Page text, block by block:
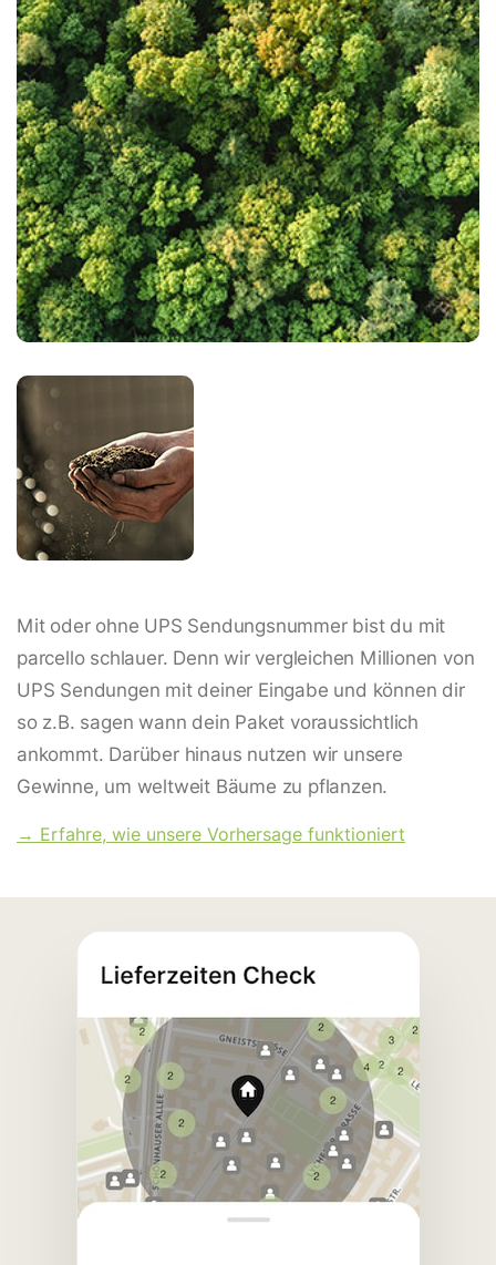
Mit oder ohne UPS Sendungsnummer bist du mit
parcello schlauer. Denn wir vergleichen Millionen von
UPS Sendungen mit deiner Eingabe und können dir
so z.B. sagen wann dein Paket voraussichtlich
ankommt. Darüber hinaus nutzen wir unsere
Gewinne, um weltweit Bäume zu pflanzen.
→ Erfahre, wie unsere Vorhersage funktioniert